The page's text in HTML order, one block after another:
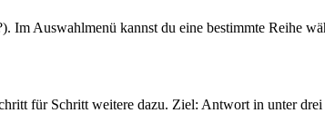
Im Auswahlmenü kannst du eine bestimmte Reihe
für Schritt weitere dazu. Ziel: Antwort in unter